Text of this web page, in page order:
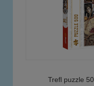
Trefl puzzle